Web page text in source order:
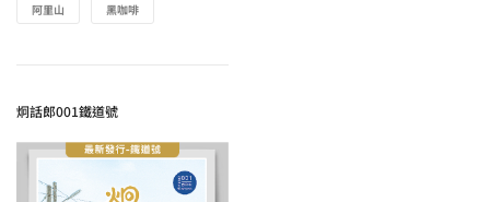
阿里山 黑咖啡
炯話郎001鐵道號